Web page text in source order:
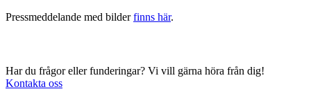
Pressmeddelande med bilderfinns här.
Har du frågor eller funderingar? Vi vill gärna höra från dig!
Kontakta oss